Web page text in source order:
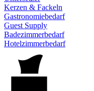
Kerzen & Fackeln
Gastronomiebedarf
Guest Supply
Badezimmerbedarf
Hotelzimmerbedarf